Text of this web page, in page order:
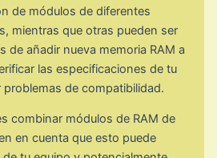
de módulos de diferentes
mientras que otras pueden ser
de añadir nueva memoria RAM a
las especificaciones de tu
problemas de compatibilidad.
combinar módulos de RAM de
en cuenta que esto puede